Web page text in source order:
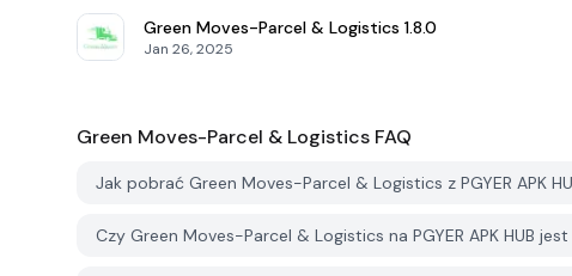
Green Moves-Parcel & Logistics 1.8.0
Jan 26, 2025
Green Moves-Parcel & Logistics FAQ
Jak pobrać Green Moves-Parcel & Logistics z PGYER APK
Czy Green Moves-Parcel & Logistics na PGYER APK HUB